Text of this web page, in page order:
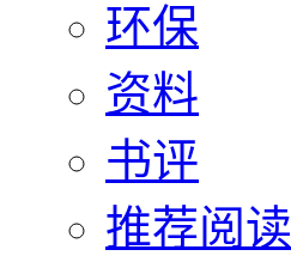
环保
资料
书评
推荐阅读